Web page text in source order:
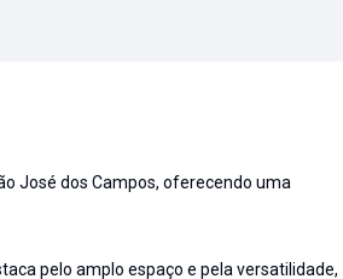
José dos Campos, oferecendo uma
pelo amplo espaço e pela versatilidade,